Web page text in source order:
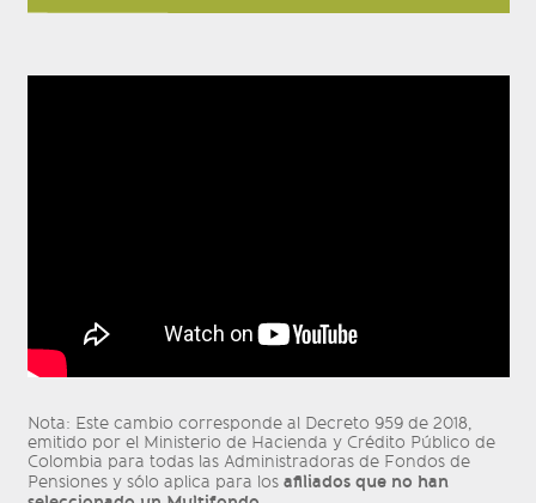
Nota: Este cambio corresponde al Decreto 959 de 2018,
emitido por el Ministerio de Hacienda y Crédito Público de
Colombia para todas las Administradoras de Fondos de
Pensiones y sólo aplica para los afiliados que no han